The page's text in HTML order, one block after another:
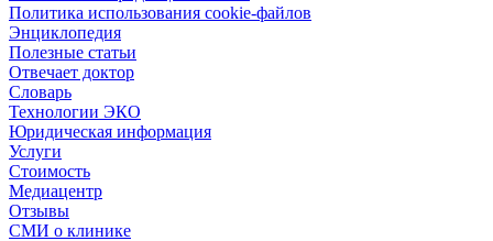
Политика использования cookie-файлов
Энциклопедия
Полезные статьи
Отвечает доктор
Словарь
Технологии ЭКО
Юридическая информация
Услуги
Стоимость
Медиацентр
Отзывы
СМИ о клинике